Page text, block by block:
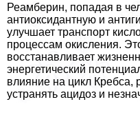
Реамберин, попадая в
антиоксидантную и
улучшает трaнcпорт
процессам окисления.
восстанавливает
энергетический
влияние на цикл Кребса,
устранять ацидоз и